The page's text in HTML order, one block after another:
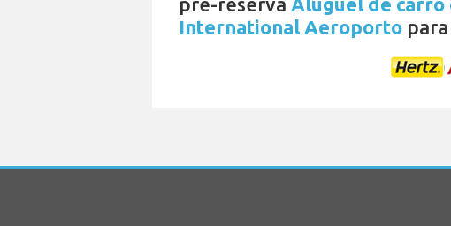
International Aeroporto